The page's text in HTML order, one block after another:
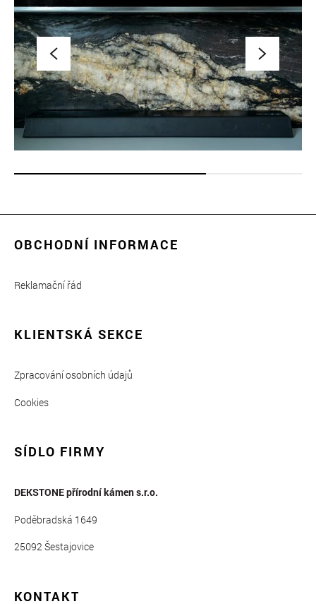
OBCHODNÍ INFORMACE
Reklamační řád
KLIENTSKÁ SEKCE
Zpracování osobních údajů
Cookies
SÍDLO FIRMY
DEKSTONE přírodní kámen s.r.o.
Poděbradská 1649
25092 Šestajovice
KONTAKT